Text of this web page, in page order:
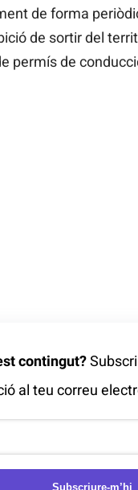
de forma
de sortir del
permís de
contingut?
al teu correu
Subscriure-m’hi